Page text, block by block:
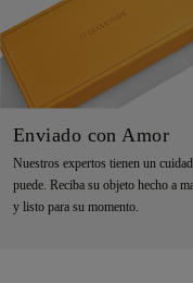
Enviado con Amor
Nuestros expertos tienen un
puede. Reciba su objeto hecho a
y listo para su momento.